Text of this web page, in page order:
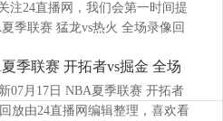
注24直播网，我们会第一时间提
季联赛 猛龙vs热火 全场录像回
季联赛 开拓者vs掘金 全场
07月17日 NBA夏季联赛 开拓者
放由24直播网编辑整理，喜欢看